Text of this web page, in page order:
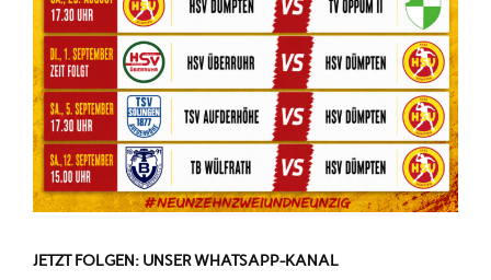
JETZT FOLGEN: UNSER WHATSAPP-KANAL